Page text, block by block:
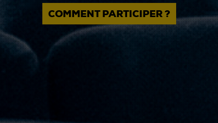
COMMENT PARTICIPER ?